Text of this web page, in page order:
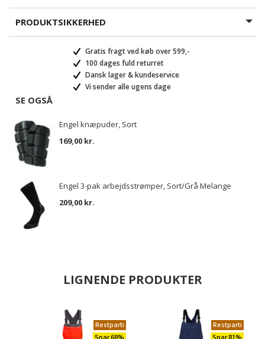
PRODUKTSIKKERHED
Gratis fragt ved køb over 599,-
100 dages fuld returret
Dansk lager & kundeservice
Vi sender alle ugens dage
SE OGSÅ
Engel knæpuder, Sort
169,00 kr.
Engel 3-pak arbejdsstrømper, Sort/Grå Melange
209,00 kr.
LIGNENDE PRODUKTER
Restparti
Restparti